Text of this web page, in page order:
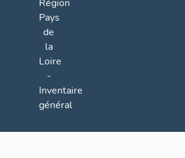
Région
Pays
de
la
Loire
-
Inventaire
général